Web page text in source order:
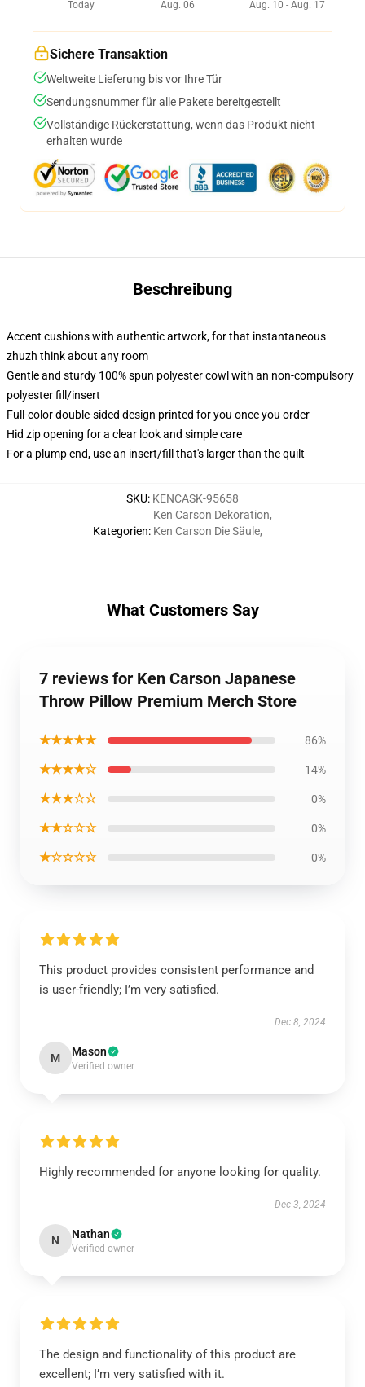
Today
Aug. 06
Aug. 10 - Aug. 17
Sichere Transaktion
Weltweite Lieferung bis vor Ihre Tür
Sendungsnummer für alle Pakete bereitgestellt
Vollständige Rückerstattung, wenn das Produkt nicht
erhalten wurde
Beschreibung
Accent cushions with authentic artwork, for that instantaneous
zhuzh think about any room
Gentle and sturdy 100% spun polyester cowl with an non-compulsory
polyester fill/insert
Full-color double-sided design printed for you once you order
Hid zip opening for a clear look and simple care
For a plump end, use an insert/fill that's larger than the quilt
SKU: KENCASK-95658
Kategorien:
Ken Carson Dekoration,
Ken Carson Die Säule,
What Customers Say
7 reviews for Ken Carson Japanese
Throw Pillow Premium Merch Store
★★★★★ 86%
★★★★☆ 14%
★★★☆☆ 0%
★★☆☆☆ 0%
★☆☆☆☆ 0%
This product provides consistent performance and
is user-friendly; I’m very satisfied.
Dec 8, 2024
M Mason
Verified owner
Highly recommended for anyone looking for quality.
Dec 3, 2024
N Nathan
Verified owner
The design and functionality of this product are
excellent; I’m very satisfied with it.